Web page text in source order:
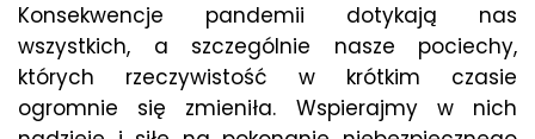
Konsekwencje pandemii dotykają nas
wszystkich, a szczególnie nasze pociechy,
których rzeczywistość w krótkim czasie
ogromnie się zmieniła. Wspierajmy w nich